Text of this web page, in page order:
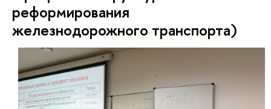
реформирования
железнодорожного транспорта)